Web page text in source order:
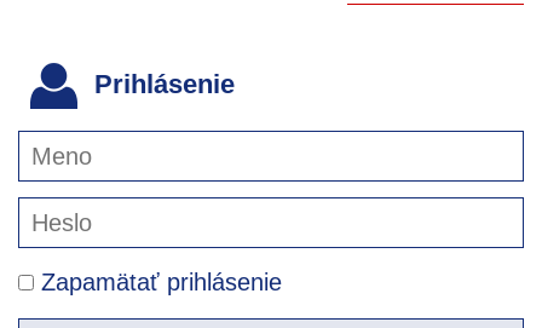
Prihlásenie
Zapamätať prihlásenie